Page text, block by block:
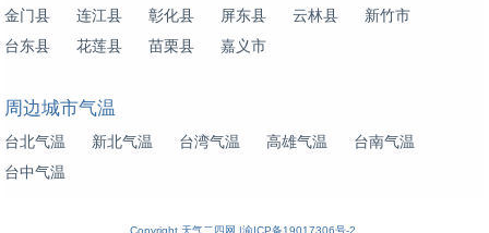
金门县
连江县 彰化县 屏东县 云林县
新竹市
台东县
花莲县 苗栗县 嘉义市
周边城市气温
台北气温 新北气温 台湾气温 高雄气温
台南气温
台中气温
Copyright 天气二四网 |渝ICP备19017306号-2